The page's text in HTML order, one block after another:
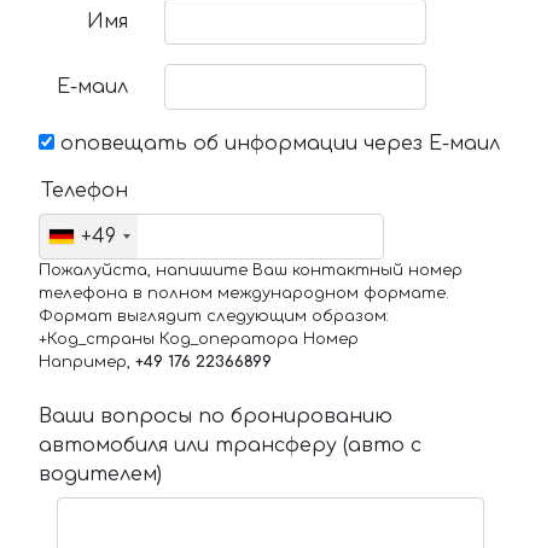
Имя
Е-маил
оповещать об информации через Е-маил
Телефон
+49
Пожалуйста, напишите Ваш контактный номер
телефона в полном международном формате.
Формат выглядит следующим образом:
+Код_страны Код_оператора Номер
Например, +49 176 22366899
Ваши вопросы по бронированию
автомобиля или трансферу (авто с
водителем)